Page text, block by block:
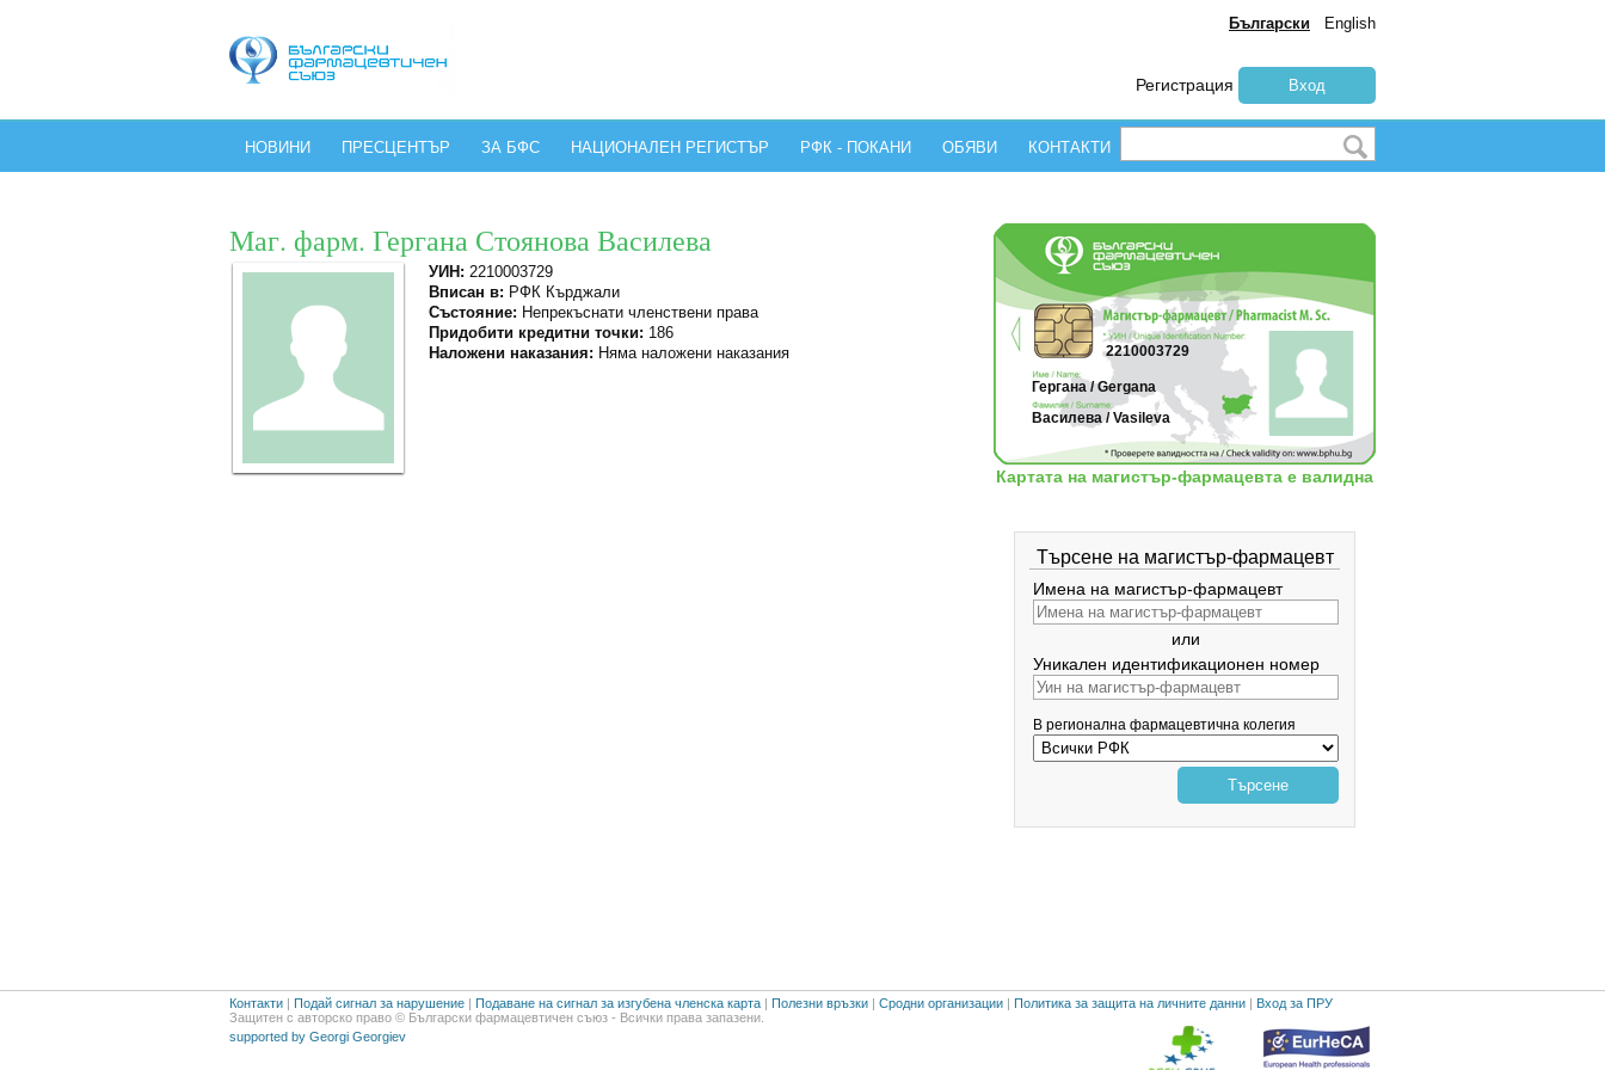
Български English
Регистрация Вход
НОВИНИ ПРЕСЦЕНТЪР ЗА БФС НАЦИОНАЛЕН РЕГИСТЪР РФК - ПОКАНИ ОБЯВИ КОНТАКТИ
Маг. фарм. Гергана Стоянова Василева
УИН: 2210003729
Вписан в: РФК Кърджали
Състояние: Непрекъснати членствени права
Придобити кредитни точки: 186
Наложени наказания: Няма наложени наказания 2210003729
Гергана / Gergana
Василева / Vasileva
Картата на магистър-фармацевта е валидна
Търсене на магистър-фармацевт
Имена на магистър-фармацевт
или
Уникален идентификационен номер
В регионална фармацевтична колегия
Търсене
Контакти | Подай сигнал за нарушение | Подаване на сигнал за изгубена членска карта | Полезни връзки | Сродни организации | Политика за защита на личните данни | Вход за ПРУ
Защитен с авторско право © Български фармацевтичен съюз - Всички права запазени.
supported by Georgi Georgiev